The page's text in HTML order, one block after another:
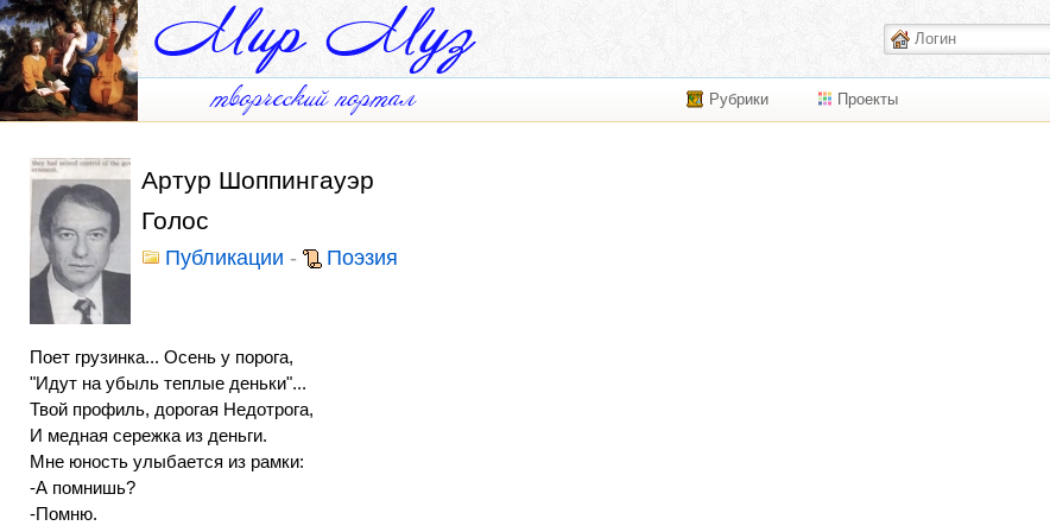
Рубрики Проекты
Артур Шоппингауэр
Голос
Публикации - Поэзия
Поет грузинка... Осень у порога,
"Идут на убыль теплые деньки"...
Твой профиль, дорогая Недотрога,
И медная сережка из деньги.
Мне юность улыбается из рамки:
-А помнишь?
-Помню.